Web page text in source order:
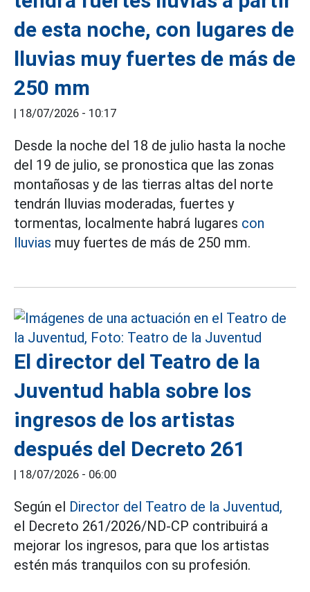
de esta noche, con lugares de
lluvias muy fuertes de más de
250 mm
| 18/07/2026 - 10:17
Desde la noche del 18 de julio hasta la noche
del 19 de julio, se pronostica que las zonas
montañosas y de las tierras altas del norte
tendrán lluvias moderadas, fuertes y
tormentas, localmente habrá lugares con
lluvias muy fuertes de más de 250 mm.
El director del Teatro de la
Juventud habla sobre los
ingresos de los artistas
después del Decreto 261
| 18/07/2026 - 06:00
Según el Director del Teatro de la Juventud,
el Decreto 261/2026/ND-CP contribuirá a
mejorar los ingresos, para que los artistas
estén más tranquilos con su profesión.